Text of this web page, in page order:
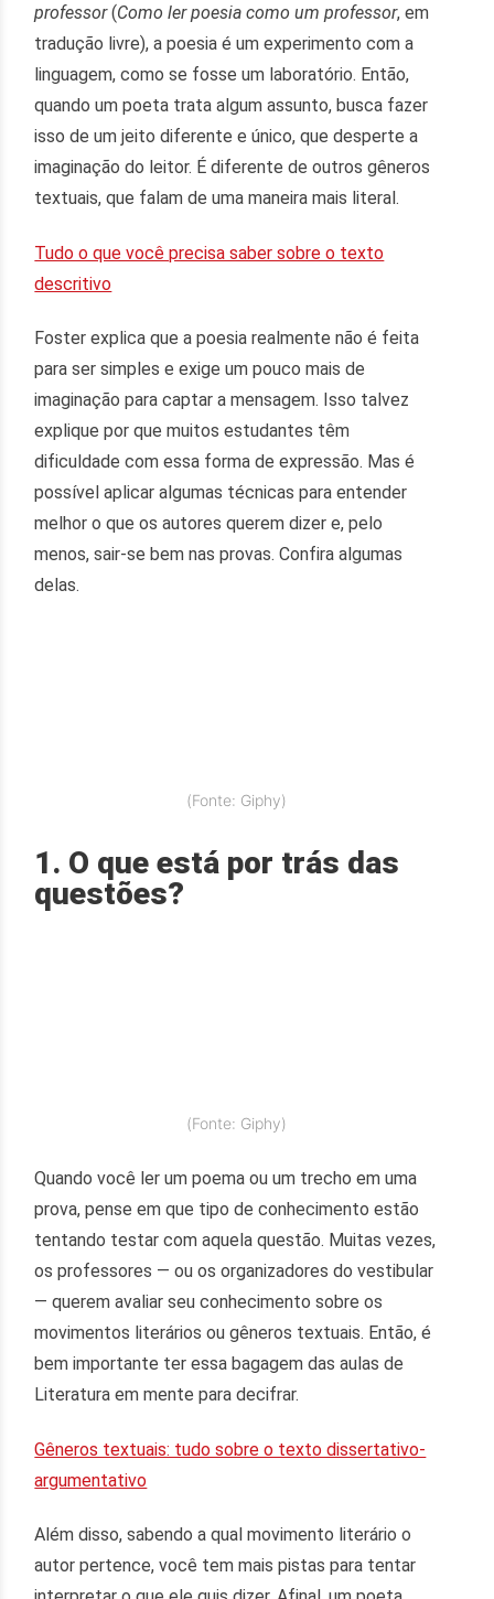
professor(Como ler poesia como um professor, em
tradução livre), a poesia é um experimento com a
linguagem, como se fosse um laboratório. Então,
quando um poeta trata algum assunto, busca fazer
isso de um jeito diferente e único, que desperte a
imaginação do leitor. É diferente de outros gêneros
textuais, que falam de uma maneira mais literal.
Tudo o que você precisa saber sobre o texto
descritivo
Foster explica que a poesia realmente não é feita
para ser simples e exige um pouco mais de
imaginação para captar a mensagem. Isso talvez
explique por que muitos estudantes têm
dificuldade com essa forma de expressão. Mas é
possível aplicar algumas técnicas para entender
melhor o que os autores querem dizer e, pelo
menos, sair-se bem nas provas. Confira algumas
delas.
(Fonte: Giphy)
1. O que está por trás das
questões?
(Fonte: Giphy)
Quando você ler um poema ou um trecho em uma
prova, pense em que tipo de conhecimento estão
tentando testar com aquela questão. Muitas vezes,
os professores — ou os organizadores do vestibular
— querem avaliar seu conhecimento sobre os
movimentos literários ou gêneros textuais. Então, é
bem importante ter essa bagagem das aulas de
Literatura em mente para decifrar.
Gêneros textuais: tudo sobre o texto dissertativo-
argumentativo
Além disso, sabendo a qual movimento literário o
autor pertence, você tem mais pistas para tentar